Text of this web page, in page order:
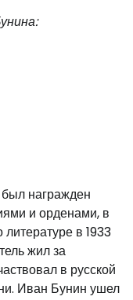
награжден
и орденами, в
в 1933
жил за
в русской
Иван Бунин ушел